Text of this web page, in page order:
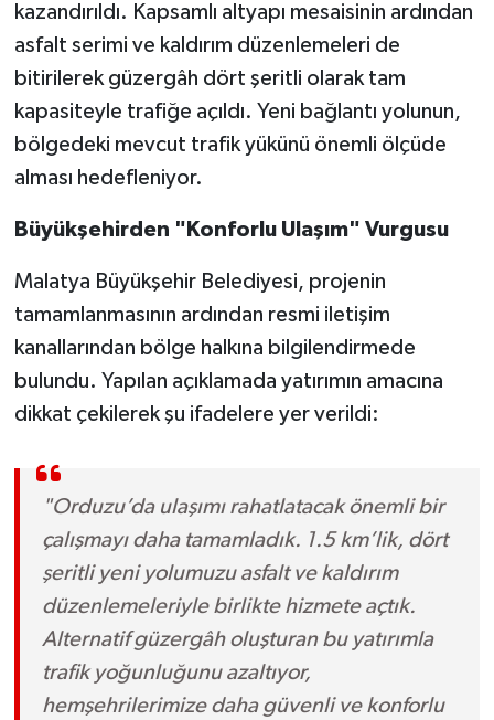
kazandırıldı. Kapsamlı altyapı mesaisinin ardından
asfalt serimi ve kaldırım düzenlemeleri de
bitirilerek güzergâh dört şeritli olarak tam
kapasiteyle trafiğe açıldı. Yeni bağlantı yolunun,
bölgedeki mevcut trafik yükünü önemli ölçüde
alması hedefleniyor.
Büyükşehirden "Konforlu Ulaşım" Vurgusu
Malatya Büyükşehir Belediyesi, projenin
tamamlanmasının ardından resmi iletişim
kanallarından bölge halkına bilgilendirmede
bulundu. Yapılan açıklamada yatırımın amacına
dikkat çekilerek şu ifadelere yer verildi:
"Orduzu’da ulaşımı rahatlatacak önemli bir
çalışmayı daha tamamladık. 1.5 km’lik, dört
şeritli yeni yolumuzu asfalt ve kaldırım
düzenlemeleriyle birlikte hizmete açtık.
Alternatif güzergâh oluşturan bu yatırımla
trafik yoğunluğunu azaltıyor,
hemşehrilerimize daha güvenli ve konforlu